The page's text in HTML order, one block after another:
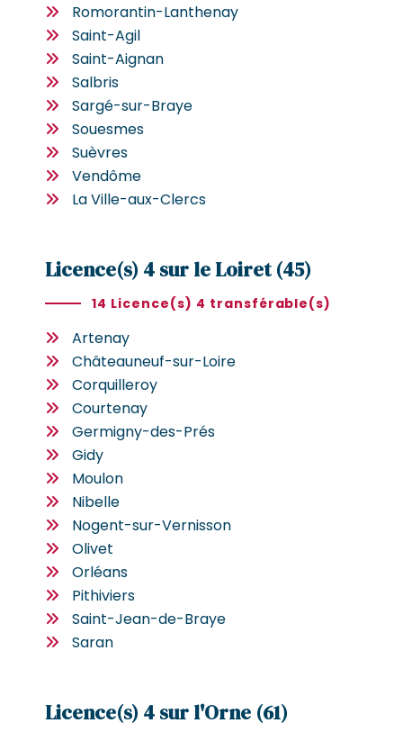
Romorantin-Lanthenay
Saint-Agil
Saint-Aignan
Salbris
Sargé-sur-Braye
Souesmes
Suèvres
Vendôme
La Ville-aux-Clercs
Licence(s) 4 sur le Loiret (45)
14 Licence(s) 4 transférable(s)
Artenay
Châteauneuf-sur-Loire
Corquilleroy
Courtenay
Germigny-des-Prés
Gidy
Moulon
Nibelle
Nogent-sur-Vernisson
Olivet
Orléans
Pithiviers
Saint-Jean-de-Braye
Saran
Licence(s) 4 sur l'Orne (61)